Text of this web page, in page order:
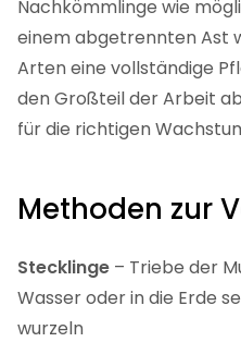
Nachkömmlinge wie
einem abgetrennten Ast
Arten eine vollständige
den Großteil der Arbeit
für die richtigen
Methoden zur
Stecklinge – Triebe der
Wasser oder in die Erde
wurzeln